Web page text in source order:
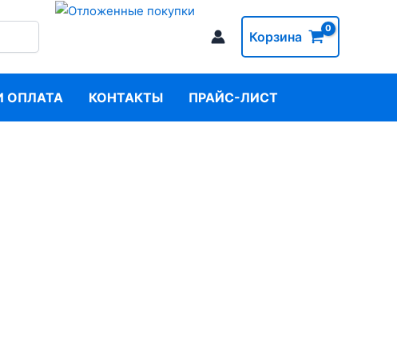
Корзина
ОПЛАТА КОНТАКТЫ ПРАЙС-ЛИСТ